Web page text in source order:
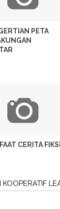
PETA
CERITA FIKSI